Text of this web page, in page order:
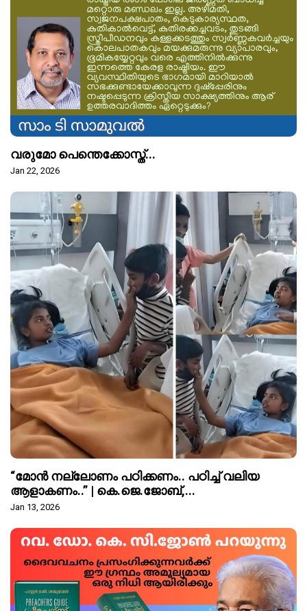
വരുമോ പെന്തെക്കോസ്ത്...
Jan 22, 2026
“മോൻ നല്ലോണം പഠിക്കണം.. പഠിച്ച് വലിയ
ആളാകണം..” | കെ.ജെ.ജോബ്,...
Jan 13, 2026